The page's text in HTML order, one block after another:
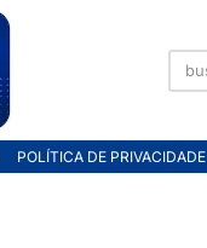
POLÍTICA DE PRIVACIDADE